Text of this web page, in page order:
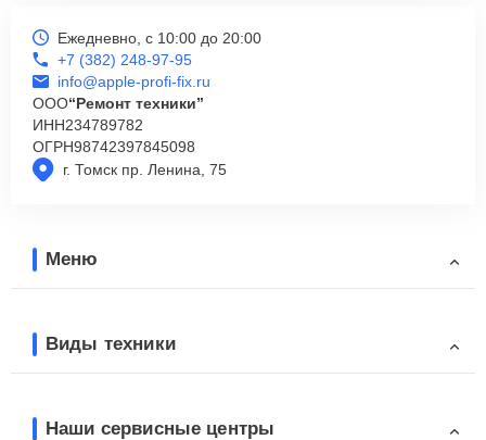
г. Томск пр. Ленина, 75
Ежедневно, с 10:00 до 20:00
+7 (382) 248-97-95
info@apple-profi-fix.ru
ООО“Ремонт техники”
ИНН234789782
ОГРН98742397845098
Меню
Виды техники
Наши сервисные центры